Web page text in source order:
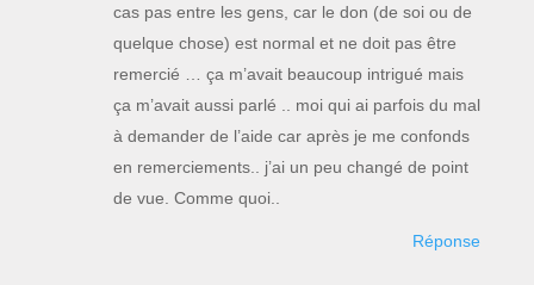
cas pas entre les gens, car le don (de soi ou de
quelque chose) est normal et ne doit pas être
remercié … ça m’avait beaucoup intrigué mais
ça m’avait aussi parlé .. moi qui ai parfois du mal
à demander de l’aide car après je me confonds
en remerciements.. j’ai un peu changé de point
de vue. Comme quoi..
Réponse